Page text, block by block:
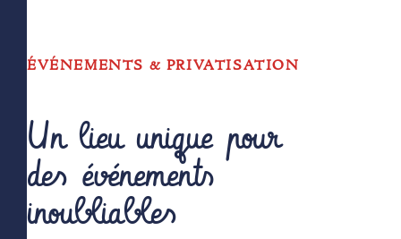
ÉVÉNEMENTS & PRIVATISATION
Un lieu unique pour
des événements
inoubliables